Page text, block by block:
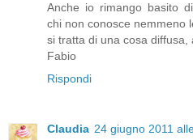
Anche io rimango basito
chi non conosce nemmeno
si tratta di una cosa diffusa,
Fabio
Rispondi
Claudia 24 giugno 2011